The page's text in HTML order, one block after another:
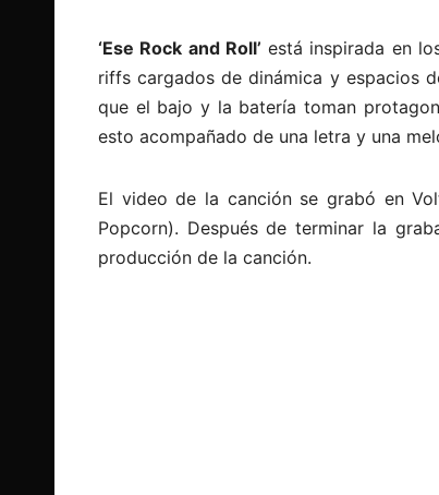
‘Ese Rock and Roll’ está inspirada en
riffs cargados de dinámica y espacios
que el bajo y la batería toman
esto acompañado de una letra y una
El video de la canción se grabó en
Popcorn). Después de terminar la
producción de la canción.